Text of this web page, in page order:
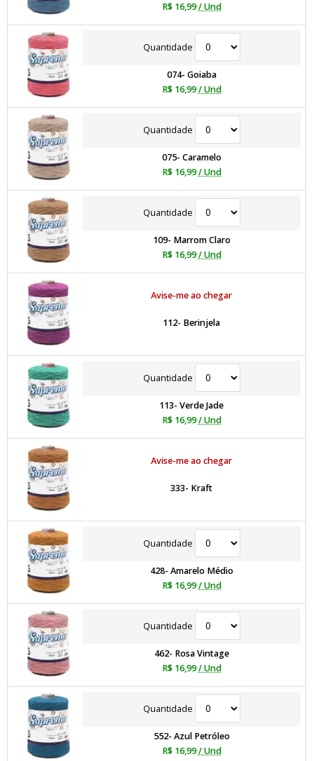
R$ 16,99 / Und
Quantidade
074- Goiaba
R$ 16,99 / Und
Quantidade
075- Caramelo
R$ 16,99 / Und
Quantidade
109- Marrom Claro
R$ 16,99 / Und
Avise-me ao chegar
112- Berinjela
Quantidade
113- Verde Jade
R$ 16,99 / Und
Avise-me ao chegar
333- Kraft
Quantidade
428- Amarelo Médio
R$ 16,99 / Und
Quantidade
462- Rosa Vintage
R$ 16,99 / Und
Quantidade
552- Azul Petróleo
R$ 16,99 / Und